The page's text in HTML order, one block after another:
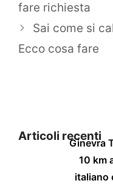
fare richiesta
Sai come si
Ecco cosa fare
Articoli recenti
Ginevra
10 km
italiano